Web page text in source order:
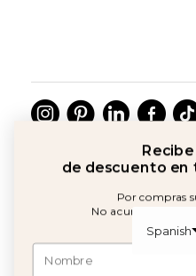
©2026 Copyright Calma
Spanish
OBTÉN UN -